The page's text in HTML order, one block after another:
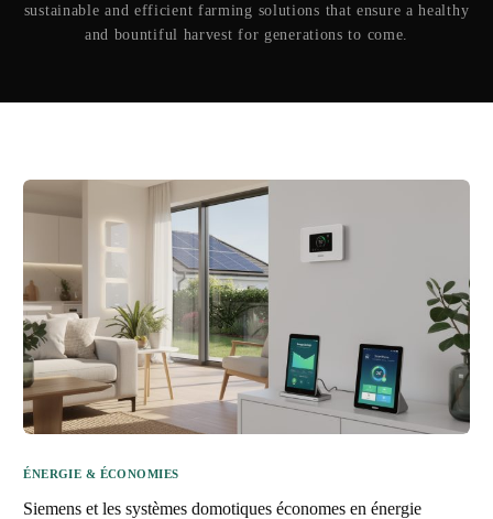
sustainable and efficient farming solutions that ensure a healthy
and bountiful harvest for generations to come.
ÉNERGIE & ÉCONOMIES
Siemens et les systèmes domotiques économes en énergie